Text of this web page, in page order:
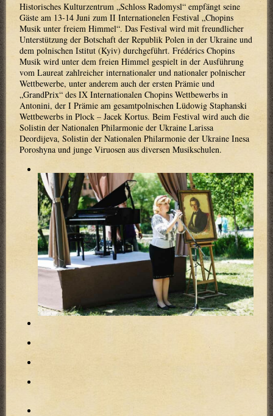
Historisches Kulturzentrum „Schloss Radomysl“ empfängt seine
Gäste am 13-14 Juni zum II Internationelen Festival „Chopins
Musik unter freiem Himmel“. Das Festival wird mit freundlicher
Unterstützung der Botschaft der Republik Polen in der Ukraine und
dem polnischen Istitut (Kyiv) durchgeführt. Frédérics Chopins
Musik wird unter dem freien Himmel gespielt in der Ausführung
vom Laureat zahlreicher internationaler und nationaler polnischer
Wettbewerbe, unter anderem auch der ersten Prämie und
„GrandPrix“ des IX Internationalen Chopins Wettbewerbs in
Antonini, der I Prämie am gesamtpolnischen Lüdowig Staphanski
Wettbewerbs in Plock – Jacek Kortus. Beim Festival wird auch die
Solistin der Nationalen Philarmonie der Ukraine Larissa
Deordijeva, Solistin der Nationalen Philarmonie der Ukraine Inesa
Poroshyna und junge Viruosen aus diversen Musikschulen.